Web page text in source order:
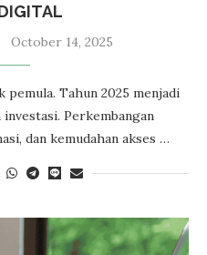
October 14, 2025
pemula. Tahun 2025 menjadi
Perkembangan
dan kemudahan akses …